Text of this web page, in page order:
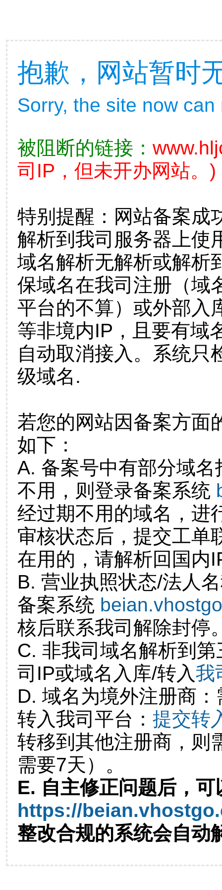
抱歉，网站暂时
Sorry, the site now
被阻断的链接：
司IP，但未开办网站。)
特别提醒：网站备案成
解析到我司服务器上使
域名解析无解析或解析
保域名在我司注册（域
平台的不算）或外部入
等非境内IP，且要有域
自动取消接入。系统只
级域名.
若您的网站因备案方面
如下：
A. 备案号中有部分域
不用，则登录备案系统
经过期不用的域名，进
审核状态后，提交工单
在用的，请解析回国内
B. 营业执照状态/法人
备案系统
核后联系我司解除封停
C. 非我司域名解析到
司IP或域名入库/转入我
D. 域名为境外注册商
转入我司平台： 提交转
转移到其他注册商，则
需要7天）。
E. 自主修正问题后，可
https://
整改合规的系统会自动